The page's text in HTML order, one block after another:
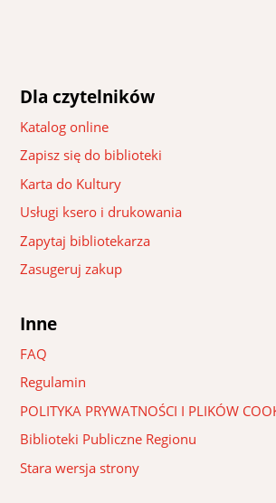
Dla czytelników
Katalog online
Zapisz się do biblioteki
Karta do Kultury
Usługi ksero i drukowania
Zapytaj bibliotekarza
Zasugeruj zakup
Inne
FAQ
Regulamin
POLITYKA PRYWATNOŚCI I PLIKÓW
Biblioteki Publiczne Regionu
Stara wersja strony